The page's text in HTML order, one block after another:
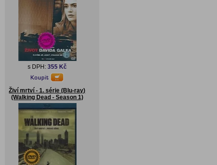
s DPH: 355 Kč
Živí mrtví - 1. série (Blu-ray)
(Walking Dead - Season 1)